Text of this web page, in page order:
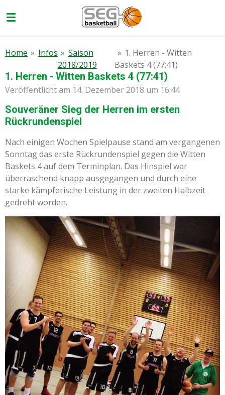
Hauptinhalt
Home » Infos » Saison
2018/2019
» 1. Herren - Witten
Baskets 4 (77:41)
1. Herren - Witten Baskets 4 (77:41)
Veröffentlicht am 14. Dezember 2018 um 16:44
Souveräner Sieg der Herren im ersten
Rückrundenspiel
Nach einigen Wochen Spielpause stand am vergangenen
Sonntag das erste Rückrundenspiel gegen die Witten
Baskets 4 auf dem Terminplan. Das Hinspiel war
überraschend knapp ausgegangen und durch eine
starke kämpferische Leistung in der zweiten Halbzeit
gedreht worden.